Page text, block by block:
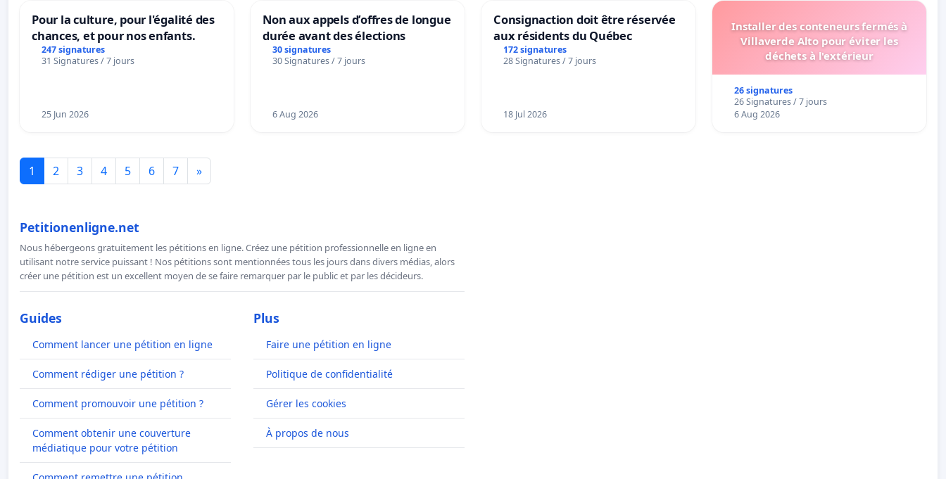
Pour la culture, pour l'égalité des
chances, et pour nos enfants.
247 signatures
31 Signatures / 7 jours
25 Jun 2026
Non aux appels d’offres de longue
durée avant des élections
30 signatures
30 Signatures / 7 jours
6 Aug 2026
Consignaction doit être réservée
aux résidents du Québec
172 signatures
28 Signatures / 7 jours
18 Jul 2026
Installer des conteneurs fermés à
Villaverde Alto pour éviter les
déchets à l'extérieur
26 signatures
26 Signatures / 7 jours
6 Aug 2026
1 2 3 4 5 6 7 »
Petitionenligne.net
Nous hébergeons gratuitement les pétitions en ligne. Créez une pétition professionnelle en ligne en
utilisant notre service puissant ! Nos pétitions sont mentionnées tous les jours dans divers médias, alors
créer une pétition est un excellent moyen de se faire remarquer par le public et par les décideurs.
Guides
Comment lancer une pétition en ligne
Comment rédiger une pétition ?
Comment promouvoir une pétition ?
Comment obtenir une couverture
médiatique pour votre pétition
Plus
Faire une pétition en ligne
Politique de confidentialité
Gérer les cookies
À propos de nous